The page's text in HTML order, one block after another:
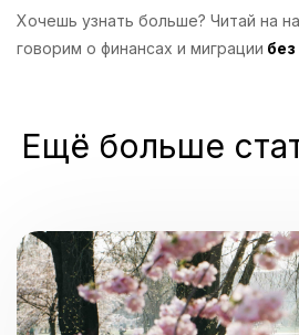
Хочешь узнать больше? Читай на
говорим о финансах и миграции
Ещё больше